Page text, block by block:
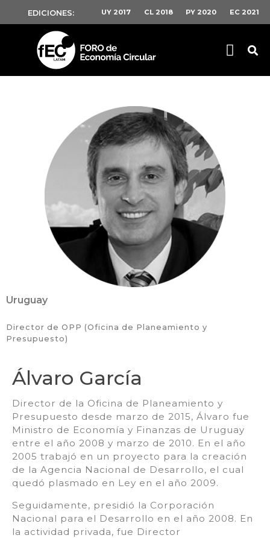
EDICIONES: UY 2017 CL 2018 PY 2020 EC 2021
Uruguay
Director de OPP (Oficina de Planeamiento y
Presupuesto)
Álvaro García
Director de la Oficina de Planeamiento y
Presupuesto desde marzo de 2015, Álvaro fue
Ministro de Economía y Finanzas de Uruguay
entre el año 2008 y marzo de 2010. En el año
2005 trabajó en un proyecto para la creación
de la Agencia Nacional de Desarrollo, el cual
quedó plasmado en Ley en el año 2009.
Seguidamente, presidió la Corporación
Nacional para el Desarrollo en el año 2008. En
la actividad privada, fue Director